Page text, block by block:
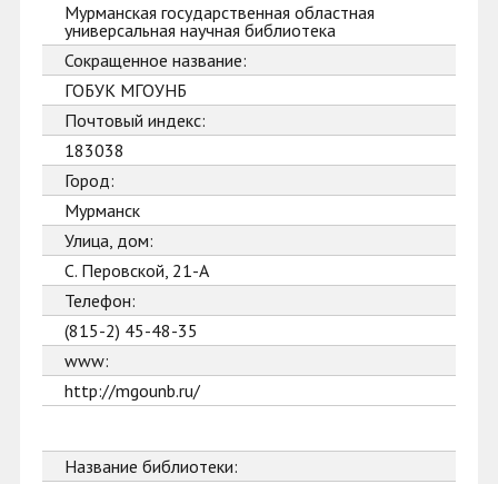
Мурманская государственная областная
универсальная научная библиотека
Сокращенное название:
ГОБУК МГОУНБ
Почтовый индекс:
183038
Город:
Мурманск
Улица, дом:
С. Перовской, 21-А
Телефон:
(815-2) 45-48-35
www:
http://mgounb.ru/
Название библиотеки: